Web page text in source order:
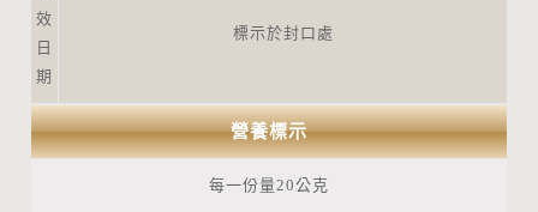
效
日
期
標示於封口處
營養標示
每一份量20公克